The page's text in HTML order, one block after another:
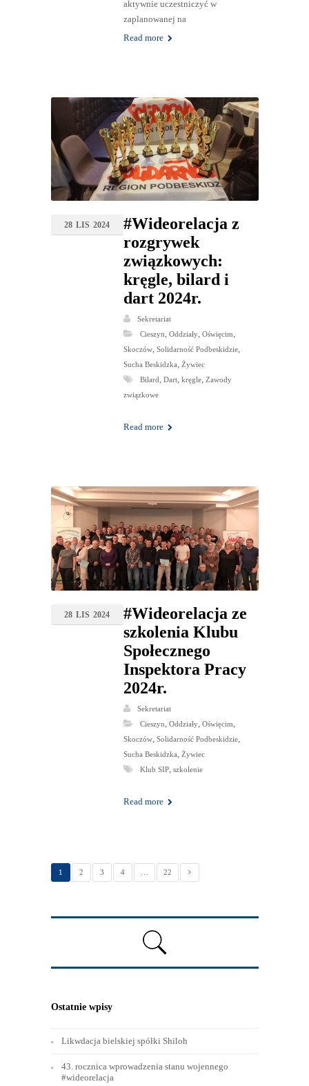
aktywnie uczestniczyć w
zaplanowanej na
Read more
28 LIS 2024
#Wideorelacja z
rozgrywek
związkowych:
kręgle, bilard i
dart 2024r.
Sekretariat
Cieszyn, Oddziały, Oświęcim,
Skoczów, Solidarność Podbeskidzie,
Sucha Beskidzka, Żywiec
Bilard , Dart, kręgle, Zawody
związkowe
Read more
28 LIS 2024
#Wideorelacja ze
szkolenia Klubu
Społecznego
Inspektora Pracy
2024r.
Sekretariat
Cieszyn Oddziały, Oświęcim
Skoczów, Solidarność Podbeskidzie,
Sucha Beskidzka
Żywiec
Klub SIP, szkolenie
Read more
1 2 3 4 22
Ostatnie wpisy
Likwdacja bielskiej spółki Shiloh
43. rocznica wprowadzenia stanu wojennego
#wideorelacja